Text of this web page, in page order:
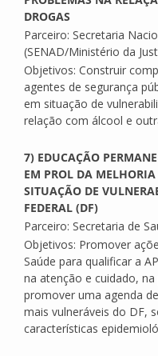
DROGAS
Parceiro: Secretaria
(SENAD/Ministério da
Objetivos: Construir
agentes de segurança
em situação de
relação com álcool e
7) EDUCAÇÃO
EM PROL DA
SITUAÇÃO DE
FEDERAL (DF)
Parceiro: Secretaria de
Objetivos: Promover
Saúde para qualificar a
na atenção e cuidado,
promover uma agenda
mais vulneráveis do DF,
características